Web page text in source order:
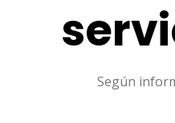
Según